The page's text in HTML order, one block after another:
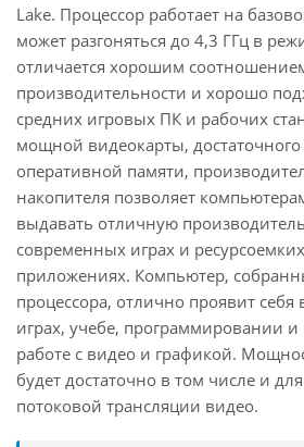
Lake. Процессор работает на
может разгоняться до 4,3 ГГц в
отличается хорошим
производительности и хорошо
средних игровых ПК и рабочих
мощной видеокарты,
оперативной памяти,
накопителя позволяет
выдавать отличную
современных играх и
приложениях. Компьютер,
процессора, отлично проявит
играх, учебе, программировании
работе с видео и графикой.
будет достаточно в том числе и
потоковой трансляции видео.